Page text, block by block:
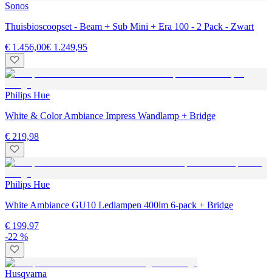
Sonos
Thuisbioscoopset - Beam + Sub Mini + Era 100 - 2 Pack - Zwart
€ 1.456,00€ 1.249,95
Philips Hue
White & Color Ambiance Impress Wandlamp + Bridge
€ 219,98
Philips Hue
White Ambiance GU10 Ledlampen 400lm 6-pack + Bridge
€ 199,97
-22 %
Husqvarna